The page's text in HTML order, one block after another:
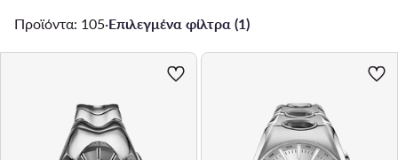
Προϊόντα: 105·Επιλεγμένα φίλτρα (1)